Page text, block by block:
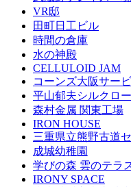
VR邸
田町日工ビル
時間の倉庫
水の神殿
CELLULOID JAM
コーンズ大阪サー
平山郁夫シルクロ
森村金属 関東工場
IRON HOUSE
三重県立熊野古道
成城幼稚園
学びの森 雲のテラ
IRONY SPACE